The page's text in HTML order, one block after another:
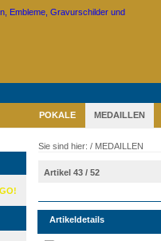
POKALE MEDAILLEN
Sie sind hier: / MEDAILLEN
Artikel 43 / 52
Artikeldetails